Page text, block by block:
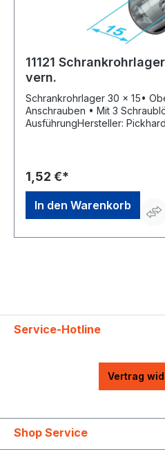
11121
vern.
Schrankrohrlager 30 x 15•
Anschrauben • Mit 3 Schraublöchern • Schwere
AusführungHersteller:
1,52 €*
In den Warenkorb
Service-Hotline
Vertrag
Shop Service